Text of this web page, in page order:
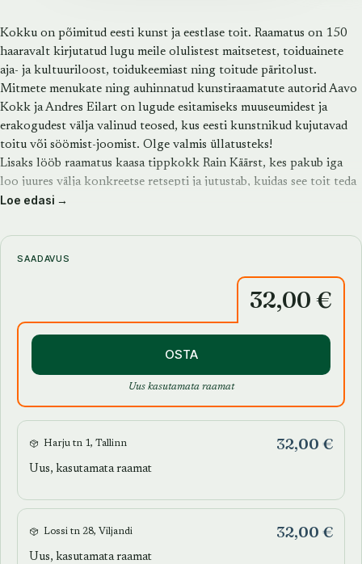
Kokku on põimitud eesti kunst ja eestlase toit. Raamatus on 150
haaravalt kirjutatud lugu meile olulistest maitsetest, toiduainete
aja- ja kultuuriloost, toidukeemiast ning toitude päritolust.
Mitmete menukate ning auhinnatud kunstiraamatute autorid Aavo
Kokk ja Andres Eilart on lugude esitamiseks muuseumidest ja
erakogudest välja valinud teosed, kus eesti kunstnikud kujutavad
toitu või söömist-joomist. Olge valmis üllatusteks!
Lisaks lööb raamatus kaasa tippkokk Rain Käärst, kes pakub iga
loo juures välja konkreetse retsepti ja jutustab, kuidas see toit teda
isiklikult on puudutanud.
kuupäevalises järjestuses. Nii pakub raamat maitsekat seiklust
terveks aastaringiks.
Loe edasi →
SAADAVUS
32,00 €
OSTA
Uus kasutamata raamat
Harju tn 1, Tallinn 32,00 €
Uus, kasutamata raamat
Lossi tn 28, Viljandi 32,00 €
Uus, kasutamata raamat